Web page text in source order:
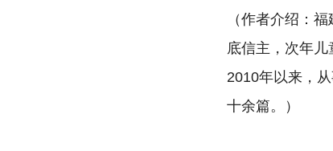
（作者介绍：
底信主，次年
2010年以来，
十余篇。）